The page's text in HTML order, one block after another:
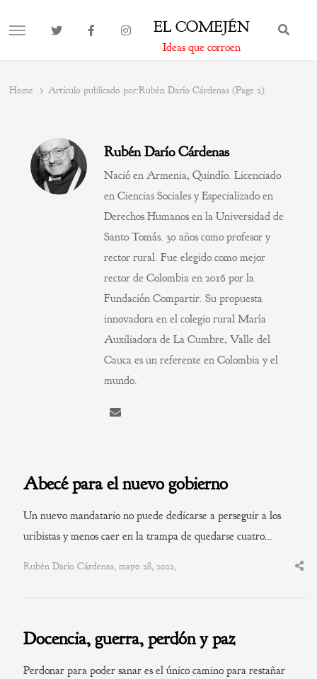
MENU EL COMEJÉN
Ideas que corroen
Home Artículo publicado por:Rubén Darío Cárdenas (Page 2)
Rubén Darío Cárdenas
Nació en Armenia, Quindío. Licenciado
en Ciencias Sociales y Especializado en
Derechos Humanos en la Universidad de
Santo Tomás. 30 años como profesor y
rector rural. Fue elegido como mejor
rector de Colombia en 2016 por la
Fundación Compartir. Su propuesta
innovadora en el colegio rural María
Auxiliadora de La Cumbre, Valle del
Cauca es un referente en Colombia y el
mundo.
Abecé para el nuevo gobierno
Un nuevo mandatario no puede dedicarse a perseguir a los
uribistas y menos caer en la trampa de quedarse cuatro…
Rubén Darío Cárdenas, mayo 28, 2022,
Docencia, guerra, perdón y paz
Perdonar para poder sanar es el único camino para restañar